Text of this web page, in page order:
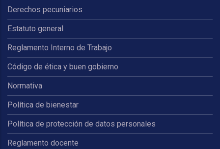
Derechos pecuniarios
Estatuto general
Reglamento Interno de Trabajo
Código de ética y buen gobierno
Normativa
Política de bienestar
Política de protección de datos personales
Reglamento docente